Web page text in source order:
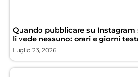
Quando pubblicare su Instagram
li vede nessuno: orari e giorni
Luglio 23, 2026